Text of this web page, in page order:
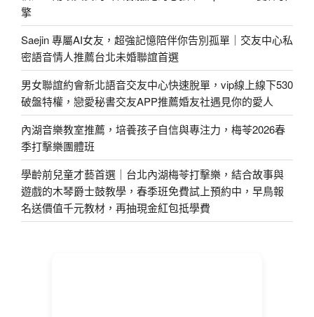
擎
Saejin 專屬AI女友，超強記憶陪伴你告別孤單｜交友中心私
密語音情人推薦台北未婚聯誼首選
男女聯誼約會新北語音交友中心快速脫單，vip線上線下530
破盤特權，戀愛秘書交友APP推薦婚友社遇見你的愛人
內湖音樂教室推薦，培養孩子自信與專注力，梅苓2026春
季打擊樂團體班
學齡前兒童才藝首選｜台北內湖梅苓打擊樂，結合故事與
遊戲的木琴爵士鼓教學，春季班免費試上預約中，早鳥報
名送價值千元教材，再抽現金紅包抵學費